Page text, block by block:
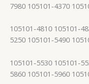
7980 105101-4370
105101-4810 105101-
5250 105101-5490
105101-5530 105101-
5860 105101-5960